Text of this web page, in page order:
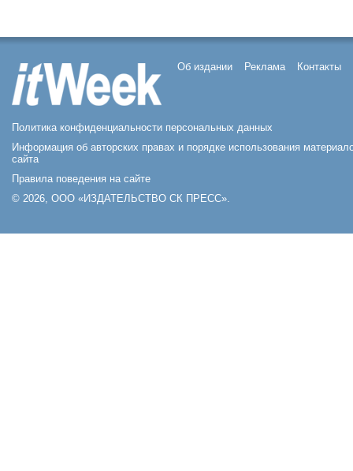
Об издании Реклама Контакты
Политика конфиденциальности персональных данных
Информация об авторских правах и порядке использования
сайта
Правила поведения на сайте
© 2026, ООО «ИЗДАТЕЛЬСТВО СК ПРЕСС».